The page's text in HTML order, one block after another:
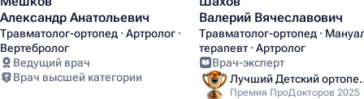
Александр Анатольевич
Травматолог-ортопед · Артролог ·
Вертебролог
Ведущий врач
Врач высшей категории
Валерий Вячеславович
Травматолог-ортопед ·
терапевт · Артролог
Врач-эксперт
Лучший
Премия ПроДокторов 2025